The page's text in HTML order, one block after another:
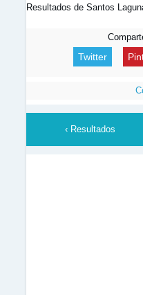
Resultados de Santos
Twitter
‹ Resultados